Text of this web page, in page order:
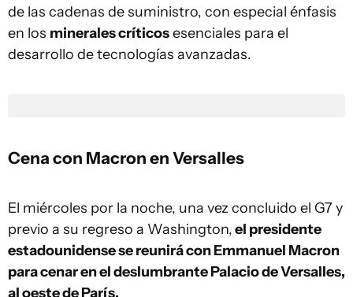
de las cadenas de suministro, con especial énfasis
en los minerales críticosesenciales para el
desarrollo de tecnologías avanzadas.
Cena con Macron en Versalles
El miércoles por la noche, una vez concluido el G7 y
previo a su regreso a Washington,el presidente
estadounidense se reunirá con Emmanuel Macron
para cenar en el deslumbrante Palacio de Versalles,
al oeste de París.